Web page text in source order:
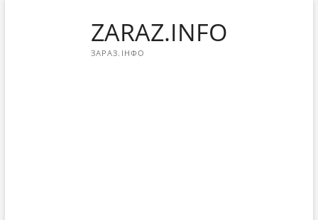
ZARAZ.INFO
ЗАРАЗ.ІНФО